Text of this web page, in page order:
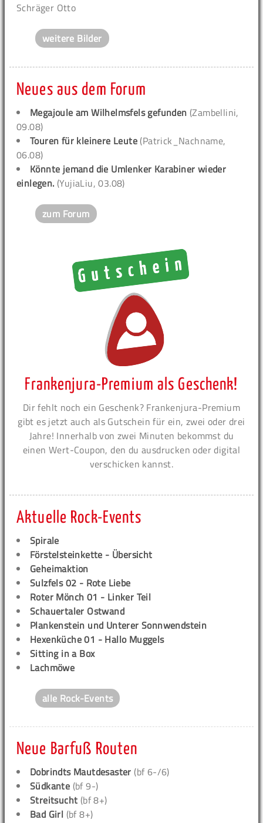
Schräger Otto
weitere Bilder
Neues aus dem Forum
Megajoule am Wilhelmsfels gefunden (Zambellini,
09.08)
Touren für kleinere Leute (Patrick_Nachname,
06.08)
Könnte jemand die Umlenker Karabiner wieder
einlegen. (YujiaLiu, 03.08)
zum Forum
Frankenjura-Premium als Geschenk!
Dir fehlt noch ein Geschenk? Frankenjura-Premium
gibt es jetzt auch als Gutschein für ein, zwei oder drei
Jahre! Innerhalb von zwei Minuten bekommst du
einen Wert-Coupon, den du ausdrucken oder digital
verschicken kannst.
Aktuelle Rock-Events
Spirale
Förstelsteinkette - Übersicht
Geheimaktion
Sulzfels 02 - Rote Liebe
Roter Mönch 01 - Linker Teil
Schauertaler Ostwand
Plankenstein und Unterer Sonnwendstein
Hexenküche 01 - Hallo Muggels
Sitting in a Box
Lachmöwe
alle Rock-Events
Neue Barfuß Routen
Dobrindts Mautdesaster (bf 6-/6)
Südkante (bf 9-)
Streitsucht (bf 8+)
Bad Girl (bf 8+)